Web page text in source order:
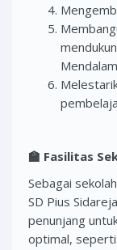
🏫 Fasilitas
Sebagai
SD Pius
penunjang
optimal, seperti: